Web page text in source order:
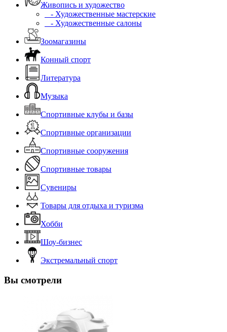
Живопись и художество
- Художественные мастерские
- Художественные салоны
Зоомагазины
Конный спорт
Литература
Музыка
Спортивные клубы и базы
Спортивные организации
Спортивные сооружения
Спортивные товары
Сувениры
Товары для отдыха и туризма
Хобби
Шоу-бизнес
Экстремальный спорт
Вы смотрели